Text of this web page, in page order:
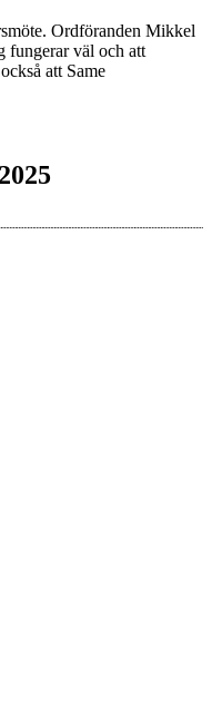
Ordföranden Mikkel
fungerar väl och att
att Same